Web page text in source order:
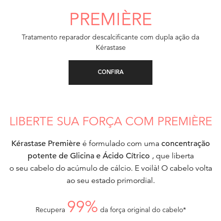
PREMIÈRE
Tratamento reparador descalcificante com dupla ação da
Kérastase
CONFIRA
LIBERTE SUA FORÇA COM PREMIÈRE
Kérastase Premièreé formulado com uma concentração
potente de Glicina e Ácido Cítrico , que liberta
o seu cabelo do acúmulo de cálcio. E voilà! O cabelo volta
ao seu estado primordial.
Recupera 99% da força original do cabelo*